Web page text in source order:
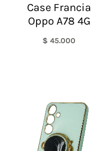
Case Francia
Oppo A78 4G
$ 45.000